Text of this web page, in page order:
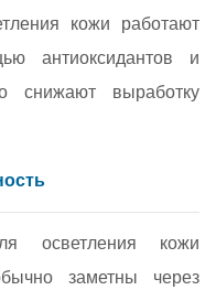
кожи работают
антиоксидантов и
снижают выработку
осветления кожи
заметны через